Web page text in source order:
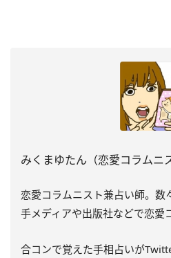
みくまゆたん（恋愛コラムニ
恋愛コラムニスト兼占い師。数
手メディアや出版社などで恋愛
合コンで覚えた手相占いが